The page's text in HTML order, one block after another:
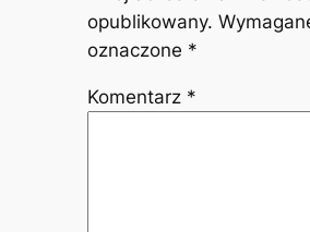
opublikowany.
oznaczone *
Komentarz *